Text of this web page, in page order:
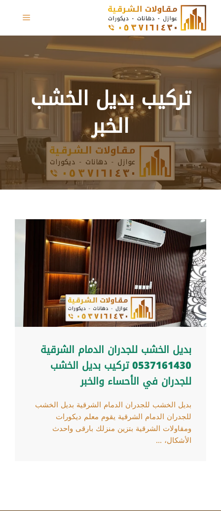
انتقل
المحتوى
القائمة
تركيب بديل الخشب
الخبر
بديل الخشب للجدران الدمام الشرقية
0537161430 تركيب بديل الخشب
للجدران في الأحساء والخبر
بديل الخشب للجدران الدمام الشرقية بديل الخشب
للجدران الدمام الشرقية يقوم معلم ديكورات
ومقاولات الشرقية بتزين منزلك بارقى واحدث
الأشكال، ...